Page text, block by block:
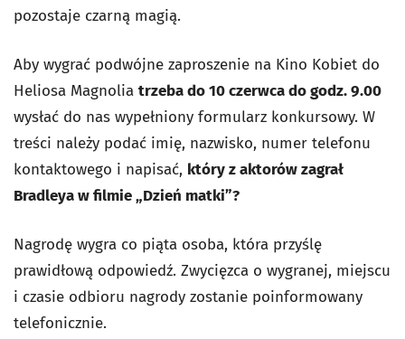
pozostaje czarną magią.
Aby wygrać podwójne zaproszenie na Kino Kobiet do
Heliosa Magnolia trzeba do 10 czerwca do godz. 9.00
wysłać do nas wypełniony formularz konkursowy. W
treści należy podać imię, nazwisko, numer telefonu
kontaktowego i napisać, który z aktorów zagrał
Bradleya w filmie „Dzień matki”?
Nagrodę wygra co piąta osoba, która przyślę
prawidłową odpowiedź. Zwycięzca o wygranej, miejscu
i czasie odbioru nagrody zostanie poinformowany
telefonicznie.